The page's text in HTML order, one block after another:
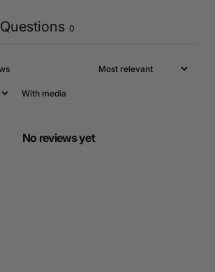
Questions 0
With media
No reviews yet